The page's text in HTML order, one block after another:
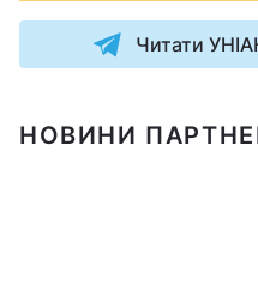
Читати
НОВИНИ